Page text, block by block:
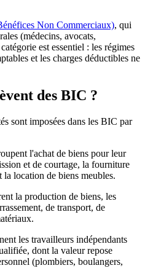
Non Commerciaux), qui
(médecins, avocats,
est essentiel : les régimes
et les charges déductibles ne
des BIC ?
sont imposées dans les BIC par
l'achat de biens pour leur
et de courtage, la fourniture
la location de biens meubles.
la production de biens, les
de transport, de
les travailleurs indépendants
dont la valeur repose
(plombiers, boulangers,